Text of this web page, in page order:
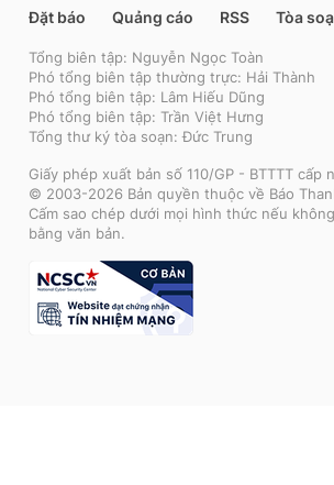
Đặt báo Quảng cáo RSS Tòa
Tổng biên tập: Nguyễn Ngọc Toàn
Phó tổng biên tập thường trực: Hải Thành
Phó tổng biên tập: Lâm Hiếu Dũng
Phó tổng biên tập: Trần Việt Hưng
Tổng thư ký tòa soạn: Đức Trung
Giấy phép xuất bản số 110/GP - BTTTT cấp
© 2003-2026 Bản quyền thuộc về Báo
Cấm sao chép dưới mọi hình thức nếu
bằng văn bản.